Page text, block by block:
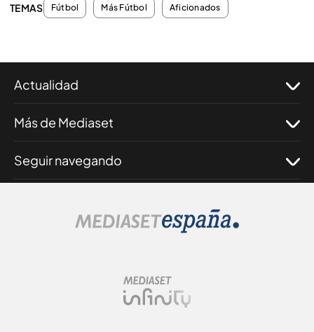
TEMAS Fútbol Más Fútbol Aficionados
Actualidad
Más de Mediaset
Seguir navegando